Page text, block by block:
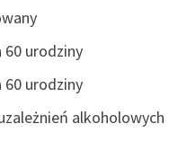
60 urodziny
60 urodziny
alkoholowych